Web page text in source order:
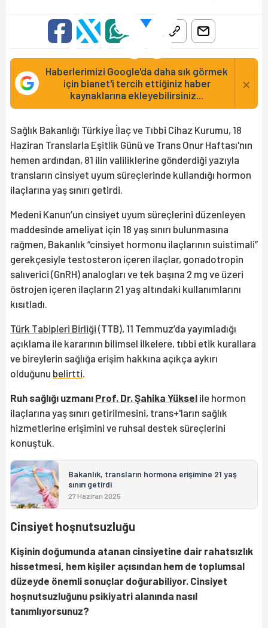
Haberlerimizi Google'da daha sık görmek
için bianet'i tercih ettiğiniz haber
kaynaklarına ekleyebilirsiniz...
×
Sağlık Bakanlığı Türkiye İlaç ve Tıbbi Cihaz Kurumu, 18
Haziran Translarla Eşitlik Günü ve Trans Onur Haftası'nın
hemen ardından, 81 ilin valiliklerine gönderdiği yazıyla
transların cinsiyet uyum süreçlerinde kullandığı hormon
ilaçlarına yaş sınırı getirdi.
Medeni Kanun’un cinsiyet uyum süreçlerini düzenleyen
maddesinde ameliyat için 18 yaş sınırı bulunmasına
rağmen, Bakanlık “cinsiyet hormonu ilaçlarının suistimali”
gerekçesiyle testosteron içeren ilaçlar, gonadotropin
salıverici (GnRH) analogları ve tek başına 2 mg ve üzeri
östrojen içeren ilaçların 21 yaş altındaki kullanımlarını
kısıtladı.
Türk Tabipleri Birliği (TTB), 11 Temmuz’da yayımladığı
açıklama ile kararının bilimsel ilkelere, tıbbi etik kurallara
ve bireylerin sağlığa erişim hakkına açıkça aykırı
olduğunu belirtti
Ruh sağlığı uzmanı Prof. Dr. Şahika Yüksel ile hormon
ilaçlarına yaş sınırı getirilmesini, trans+'ların sağlık
hizmetlerine erişimini ve ruhsal destek süreçlerini
konuştuk.
Bakanlık, transların hormona erişimine 21 yaş
sınırı getirdi
27 Haziran 2025
Cinsiyet hoşnutsuzluğu
Kişinin doğumunda atanan cinsiyetine dair rahatsızlık
hissetmesi, hem kişiler açısından hem de toplumsal
düzeyde önemli sonuçlar doğurabiliyor. Cinsiyet
hoşnutsuzluğunu psikiyatri alanında nasıl
tanımlıyorsunuz?